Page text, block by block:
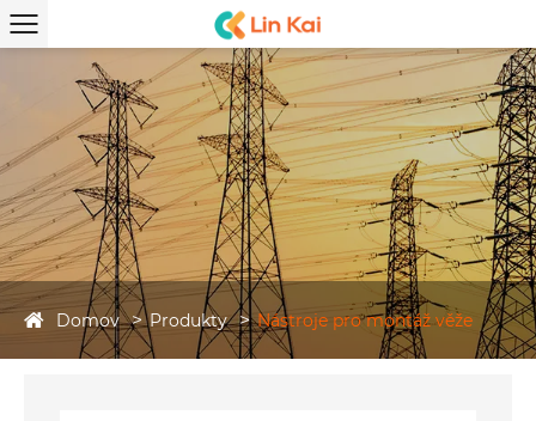
Domov Produkty Nástroje pro montáž věže